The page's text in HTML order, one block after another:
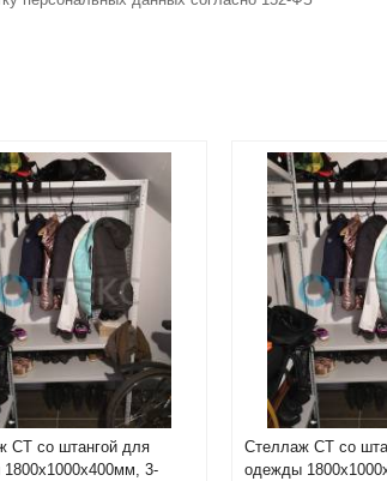
СТ со штангой для
3-
Стеллаж СТ со
одежды